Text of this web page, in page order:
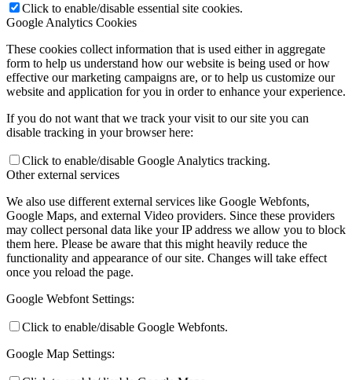
Click to enable/disable essential site cookies.
Google Analytics Cookies
These cookies collect information that is used either in aggregate
form to help us understand how our website is being used or how
effective our marketing campaigns are, or to help us customize our
website and application for you in order to enhance your experience.
If you do not want that we track your visit to our site you can
disable tracking in your browser here:
Click to enable/disable Google Analytics tracking.
Other external services
We also use different external services like Google Webfonts,
Google Maps, and external Video providers. Since these providers
may collect personal data like your IP address we allow you to block
them here. Please be aware that this might heavily reduce the
functionality and appearance of our site. Changes will take effect
once you reload the page.
Google Webfont Settings:
Click to enable/disable Google Webfonts.
Google Map Settings: